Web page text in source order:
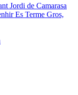
Jordi de Camarasa
Es Terme Gros,